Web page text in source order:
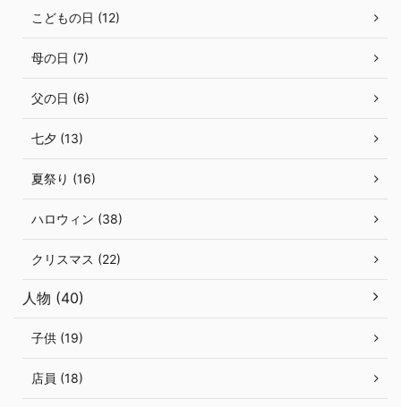
こどもの日 (12)
母の日 (7)
父の日 (6)
七夕 (13)
夏祭り (16)
ハロウィン (38)
クリスマス (22)
人物 (40)
子供 (19)
店員 (18)